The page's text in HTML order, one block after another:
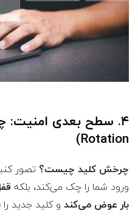
Rotation)
چرخش کلید چیست؟ تصور
ورود شما را چک می‌کند، بلکه
بار عوض می‌کند و کلید جدید